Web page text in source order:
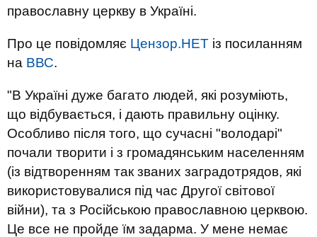
православну церкву в Україні.
Про це повідомляє Цензор.НЕТ із посиланням
на ВВС.
"В Україні дуже багато людей, які розуміють,
що відбувається, і дають правильну оцінку.
Особливо після того, що сучасні "володарі"
почали творити і з громадянським населенням
(із відтворенням так званих заградотрядов, які
використовувалися під час Другої світової
війни), та з Російською православною церквою.
Це все не пройде їм задарма. У мене немає